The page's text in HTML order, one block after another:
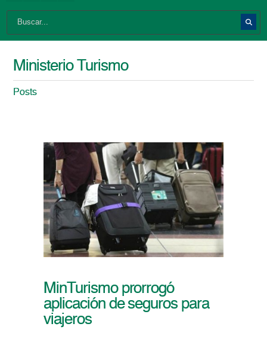
Ministerio Turismo
Posts
MinTurismo prorrogó
aplicación de seguros para
viajeros